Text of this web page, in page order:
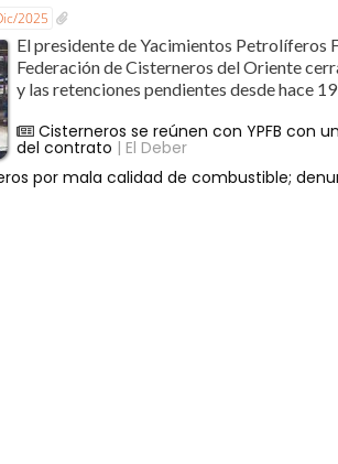
2025
El presidente de Yacimientos Petrolíferos
Federación de Cisterneros del Oriente
y las retenciones pendientes desde hace 19
Cisterneros se reúnen con YPFB con
del contrato | El Deber
por mala calidad de combustible;